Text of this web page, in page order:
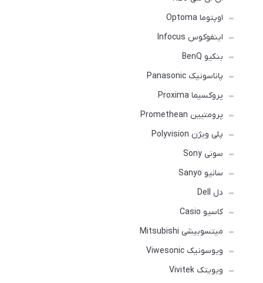
اوپتوما Optoma
اینفوکوس Infocus
بنکیو BenQ
پاناسونیک Panasonic
پروکسیما Proxima
پرومتیین Promethean
پلی ویژن Polyvision
سونی Sony
سانیو Sanyo
دل Dell
کاسیو Casio
میتسوبیشی Mitsubishi
ویوسونیک Viwesonic
ویویتک Vivitek